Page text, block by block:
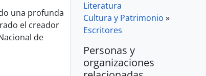
una profunda
el creador
de
Literatura
Cultura y Patrimonio »
Escritores
Personas y
organizaciones